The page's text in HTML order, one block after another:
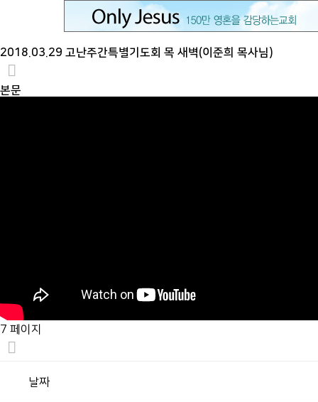
2018.03.29 고난주간특별기도회 목 새벽(이준희 목사님)
본문
7 페이지
날짜